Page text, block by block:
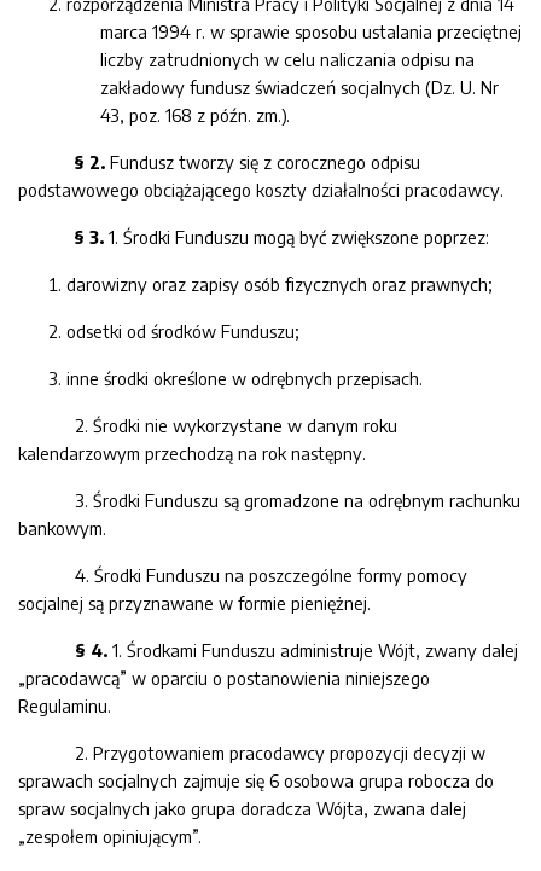
marca 1994 r. w sprawie sposobu ustalania przeciętnej
liczby zatrudnionych w celu naliczania odpisu na
zakładowy fundusz świadczeń socjalnych (Dz. U. Nr
43, poz. 168 z późn. zm.).
§ 2. Fundusz tworzy się z corocznego odpisu
podstawowego obciążającego koszty działalności pracodawcy.
§ 3. 1. Środki Funduszu mogą być zwiększone poprzez:
darowizny oraz zapisy osób fizycznych oraz prawnych;
odsetki od środków Funduszu;
inne środki określone w odrębnych przepisach.
2. Środki nie wykorzystane w danym roku
kalendarzowym przechodzą na rok następny.
3. Środki Funduszu są gromadzone na odrębnym rachunku
bankowym.
4. Środki Funduszu na poszczególne formy pomocy
socjalnej są przyznawane w formie pieniężnej.
§ 4.1. Środkami Funduszu administruje Wójt, zwany dalej
„pracodawcą” w oparciu o postanowienia niniejszego
Regulaminu.
2. Przygotowaniem pracodawcy propozycji decyzji w
sprawach socjalnych zajmuje się 6 osobowa grupa robocza do
spraw socjalnych jako grupa doradcza Wójta, zwana dalej
„zespołem opiniującym”.